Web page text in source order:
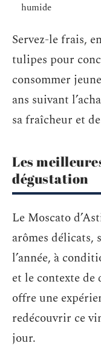
humide
Servez-le frais,
tulipes pour
consommer
ans suivant
sa fraîcheur et
Les
dégustation
Le Moscato
arômes délicats,
l’année, à
et le contexte de
offre une
redécouvrir ce
jour.